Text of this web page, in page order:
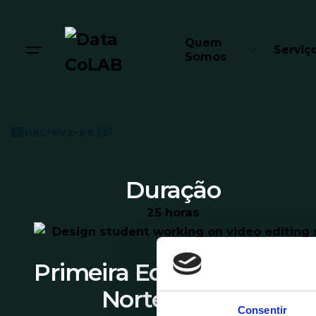
Consentir
Quem
Somos
Duração
25 horas
Primeira Edição
Norte (Online)